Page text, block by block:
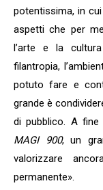
potentissima, in
aspetti che per
l’arte e la
filantropia,
potuto fare e
grande è
di pubblico. A fine
MAGI 900, un
valorizzare
permanente».